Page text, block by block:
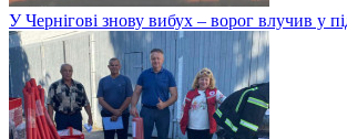
У Чернігові знову вибух – ворог влучив у